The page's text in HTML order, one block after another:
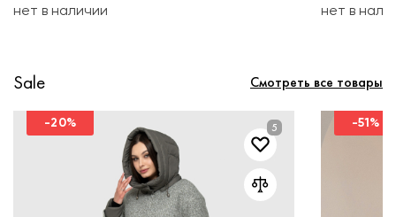
нет в наличии нет в
Sale Смотреть все товары
-20% -51%